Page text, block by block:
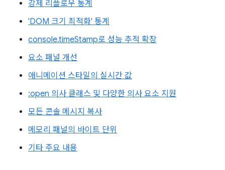
강제 리플로우 통계
'DOM 크기 최적화' 통계
console.timeStamp로 성능 추적 확장
요소 패널 개선
애니메이션 스타일의 실시간 값
:open 의사 클래스 및 다양한 의사 요소 지원
모든 콘솔 메시지 복사
메모리 패널의 바이트 단위
기타 주요 내용